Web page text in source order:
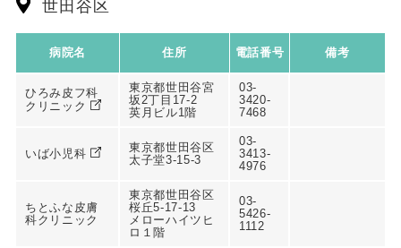
世田谷区
病院名 住所 電話番号 備考
ひろみ皮フ科
クリニック
東京都世田谷宮
坂2丁目17-2
英月ビル1階
03-
3420-
7468
いば小児科
東京都世田谷区
太子堂3-15-3
03-
3413-
4976
ちとふな皮膚
科クリニック
東京都世田谷区
桜丘5-17-13
メローハイツヒ
ロ１階
03-
5426-
1112